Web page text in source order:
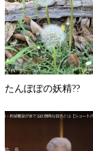
たんぽぽの妖精??